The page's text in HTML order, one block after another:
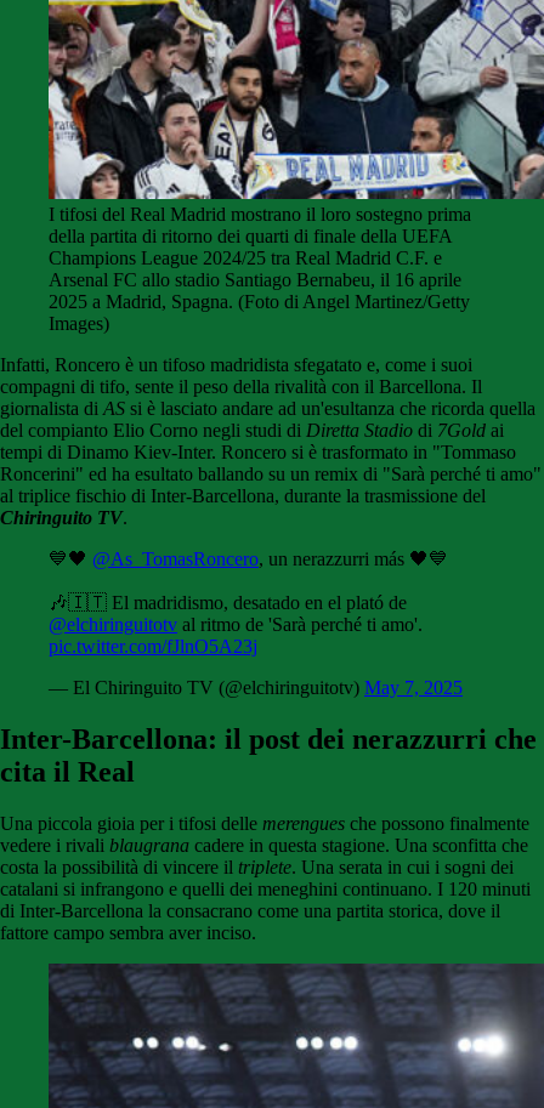
I tifosi del Real Madrid mostrano il loro sostegno prima
della partita di ritorno dei quarti di finale della UEFA
Champions League 2024/25 tra Real Madrid C.F. e
Arsenal FC allo stadio Santiago Bernabeu, il 16 aprile
2025 a Madrid, Spagna. (Foto di Angel Martinez/Getty
Images)
Infatti, Roncero è un tifoso madridista sfegatato e, come i suoi
compagni di tifo, sente il peso della rivalità con il Barcellona. Il
giornalista di AS si è lasciato andare ad un'esultanza che ricorda quella
del compianto Elio Corno negli studi di Diretta Stadio di 7Gold ai
tempi di Dinamo Kiev-Inter. Roncero si è trasformato in "Tommaso
Roncerini" ed ha esultato ballando su un remix di "Sarà perché ti amo"
al triplice fischio di Inter-Barcellona, durante la trasmissione del
Chiringuito TV.
💙🖤 @As_TomasRoncero, un nerazzurri más 🖤💙
🎶🇮🇹 El madridismo, desatado en el plató de
@elchiringuitotv al ritmo de 'Sarà perché ti amo'.
pic.twitter.com/fJlnO5A23j
— El Chiringuito TV (@elchiringuitotv) May 7, 2025
Inter-Barcellona: il post dei nerazzurri che
cita il Real
Una piccola gioia per i tifosi delle merengues che possono finalmente
vedere i rivali blaugrana cadere in questa stagione. Una sconfitta che
costa la possibilità di vincere il triplete. Una serata in cui i sogni dei
catalani si infrangono e quelli dei meneghini continuano. I 120 minuti
di Inter-Barcellona la consacrano come una partita storica, dove il
fattore campo sembra aver inciso.